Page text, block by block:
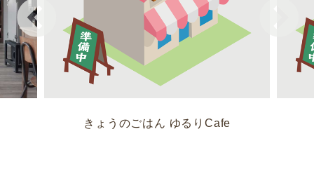
きょうのごはん ゆるりCafe